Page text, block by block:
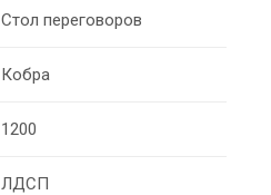
Стол переговоров
Кобра
1200
ЛДСП